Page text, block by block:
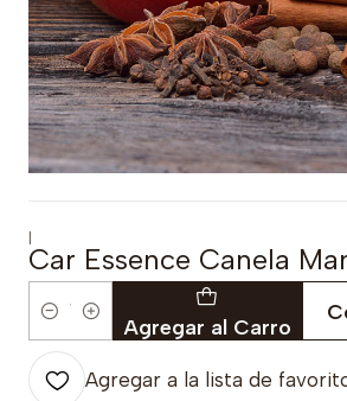
|
Car Essence Canela
Cantidad Agregar al Carro
Agregar a la lista de